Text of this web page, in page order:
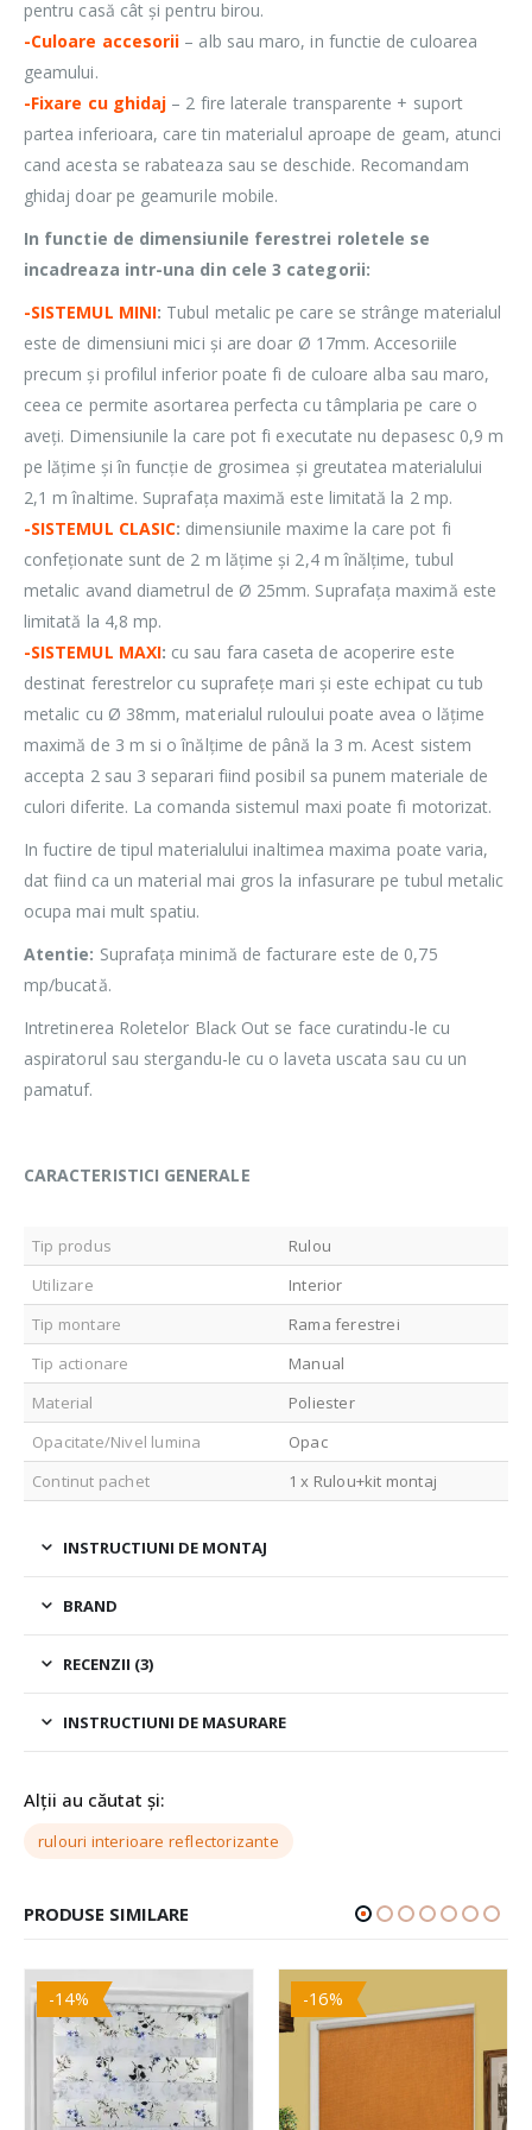
pentru casă cât și pentru birou.
-Culoare accesorii – alb sau maro, in functie de culoarea
geamului.
-Fixare cu ghidaj – 2 fire laterale transparente + suport
partea inferioara, care tin materialul aproape de geam, atunci
cand acesta se rabateaza sau se deschide. Recomandam
ghidaj doar pe geamurile mobile.
In functie de dimensiunile ferestrei roletele se
incadreaza intr-una din cele 3 categorii:
-SISTEMUL MINI: Tubul metalic pe care se strânge materialul
este de dimensiuni mici și are doar Ø 17mm. Accesoriile
precum și profilul inferior poate fi de culoare alba sau maro,
ceea ce permite asortarea perfecta cu tâmplaria pe care o
aveți. Dimensiunile la care pot fi executate nu depasesc 0,9 m
pe lățime și în funcție de grosimea și greutatea materialului
2,1 m înaltime. Suprafața maximă este limitată la 2 mp.
-SISTEMUL CLASIC: dimensiunile maxime la care pot fi
confeționate sunt de 2 m lățime și 2,4 m înălțime, tubul
metalic avand diametrul de Ø 25mm. Suprafața maximă este
limitată la 4,8 mp.
-SISTEMUL MAXI: cu sau fara caseta de acoperire este
destinat ferestrelor cu suprafețe mari și este echipat cu tub
metalic cu Ø 38mm, materialul ruloului poate avea o lățime
maximă de 3 m si o înălțime de până la 3 m. Acest sistem
accepta 2 sau 3 separari fiind posibil sa punem materiale de
culori diferite. La comanda sistemul maxi poate fi motorizat.
In fuctire de tipul materialului inaltimea maxima poate varia,
dat fiind ca un material mai gros la infasurare pe tubul metalic
ocupa mai mult spatiu.
Atentie: Suprafața minimă de facturare este de 0,75
mp/bucată.
Intretinerea Roletelor Black Out se face curatindu-le cu
aspiratorul sau stergandu-le cu o laveta uscata sau cu un
pamatuf.
CARACTERISTICI GENERALE
Tip produs
Rulou
Utilizare
Interior
Tip montare
Rama ferestrei
Tip actionare
Manual
Material
Poliester
Opacitate/Nivel lumina
Opac
Continut pachet
1 x Rulou+kit montaj
INSTRUCTIUNI DE MONTAJ
BRAND
RECENZII (3)
INSTRUCTIUNI DE MASURARE
Alții au căutat și:
rulouri interioare reflectorizante
PRODUSE SIMILARE
-14% -16%